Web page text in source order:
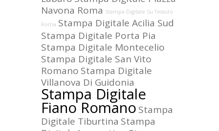
Navona Roma Stampa Digitale Su Tessuto
Roma Stampa Digitale Acilia Sud
Stampa Digitale Porta Pia
Stampa Digitale Montecelio
Stampa Digitale San Vito
Romano Stampa Digitale
Villanova Di Guidonia
Stampa Digitale
Fiano Romano Stampa
Digitale Tiburtina Stampa